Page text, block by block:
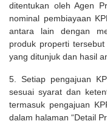
ditentukan oleh Agen
nominal pembiayaan
antara lain dengan
produk properti
yang ditunjuk dan hasil
5. Setiap pengajuan
sesuai syarat dan
termasuk pengajuan
dalam halaman “Detail